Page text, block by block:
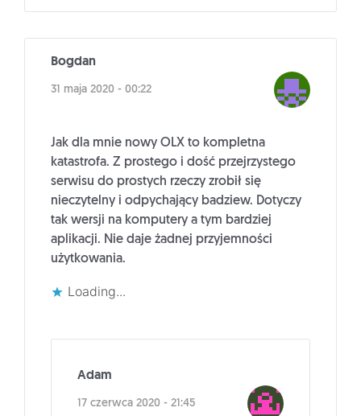
Bogdan
31 maja 2020 - 00:22
Jak dla mnie nowy OLX to kompletna
katastrofa. Z prostego i dość przejrzystego
serwisu do prostych rzeczy zrobił się
nieczytelny i odpychający badziew. Dotyczy
tak wersji na komputery a tym bardziej
aplikacji. Nie daje żadnej przyjemności
użytkowania.
Loading...
Adam
17 czerwca 2020 - 21:45